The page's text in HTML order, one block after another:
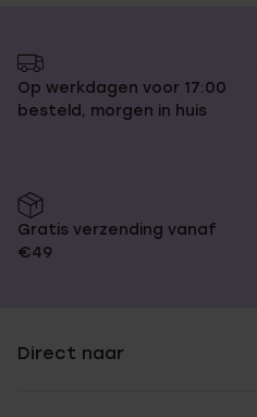
Op werkdagen voor 17:00
besteld, morgen in huis
Gratis verzending vanaf
€49
Direct naar